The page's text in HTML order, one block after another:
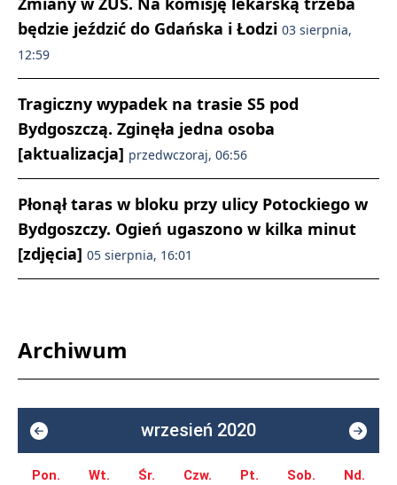
będzie jeździć do Gdańska i Łodzi 03 sierpnia,
12:59
Tragiczny wypadek na trasie S5 pod
Bydgoszczą. Zginęła jedna osoba
[aktualizacja] przedwczoraj, 06:56
Płonął taras w bloku przy ulicy Potockiego w
Bydgoszczy. Ogień ugaszono w kilka minut
[zdjęcia] 05 sierpnia, 16:01
Archiwum
wrzesień 2020
Pon. Wt. Śr. Czw. Pt. Sob. Nd.